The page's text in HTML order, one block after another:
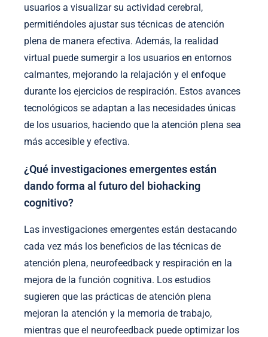
usuarios a visualizar su actividad cerebral,
permitiéndoles ajustar sus técnicas de atención
plena de manera efectiva. Además, la realidad
virtual puede sumergir a los usuarios en entornos
calmantes, mejorando la relajación y el enfoque
durante los ejercicios de respiración. Estos avances
tecnológicos se adaptan a las necesidades únicas
de los usuarios, haciendo que la atención plena sea
más accesible y efectiva.
¿Qué investigaciones emergentes están
dando forma al futuro del biohacking
cognitivo?
Las investigaciones emergentes están destacando
cada vez más los beneficios de las técnicas de
atención plena, neurofeedback y respiración en la
mejora de la función cognitiva. Los estudios
sugieren que las prácticas de atención plena
mejoran la atención y la memoria de trabajo,
mientras que el neurofeedback puede optimizar los